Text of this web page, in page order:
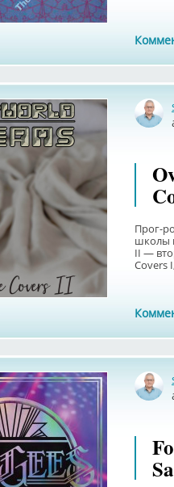
Прог-
школы
II —
Covers